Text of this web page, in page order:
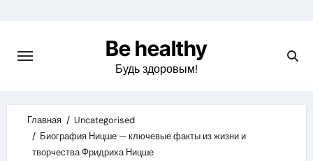
content
Be healthy
Будь здоровым!
Главная
Uncategorised
Биография Ницше — ключевые факты из жизни и
творчества Фридриха Ницше